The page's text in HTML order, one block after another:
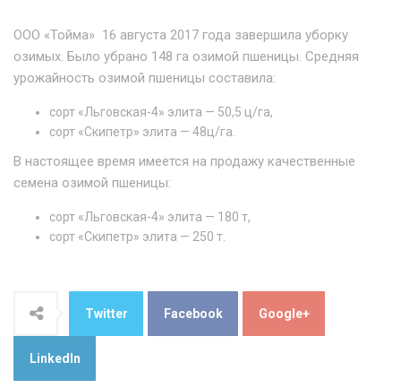
ООО «Тойма» 16 августа 2017 года завершила уборку
озимых. Было убрано 148 га озимой пшеницы. Средняя
урожайность озимой пшеницы составила:
сорт «Льговская-4» элита — 50,5 ц/га,
сорт «Скипетр» элита — 48ц/га.
В настоящее время имеется на продажу качественные
семена озимой пшеницы:
сорт «Льговская-4» элита — 180 т,
сорт «Скипетр» элита — 250 т.
Twitter Facebook Google+
LinkedIn